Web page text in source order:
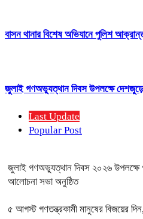
বাসন থানার বিশেষ অভিযানে পুলিশ
জুলাই গণঅভ্যুত্থান দিবস উপলক্ষে দেশজুড়ে
Last Update
Popular Post
জুলাই গণঅভ্যুত্থান দিবস ২০২৬ উপলক্ষে
আলোচনা সভা অনুষ্ঠিত
৫ আগস্ট গণতন্ত্রকামী মানুষের বিজয়ের